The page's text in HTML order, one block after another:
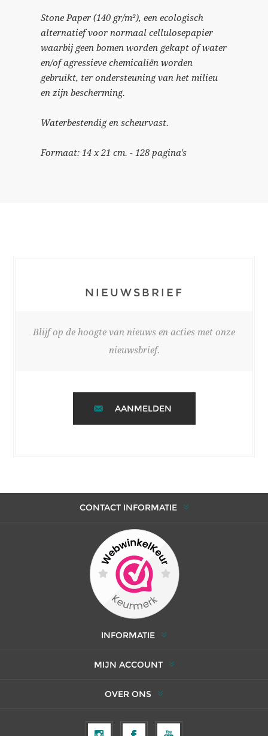
Stone Paper (140 gr/m²), een ecologisch
alternatief voor normaal cellulosepapier
waarbij geen bomen worden gekapt of water
en/of agressieve chemicaliën worden
gebruikt, ter ondersteuning van het milieu
en zijn bescherming.
Waterbestendig en scheurvast.
Formaat: 14 x 21 cm. - 128 pagina's
NIEUWSBRIEF
Blijf op de hoogte van nieuws en acties met onze
nieuwsbrief.
AANMELDEN
CONTACT INFORMATIE
INFORMATIE
MIJN ACCOUNT
OVER ONS